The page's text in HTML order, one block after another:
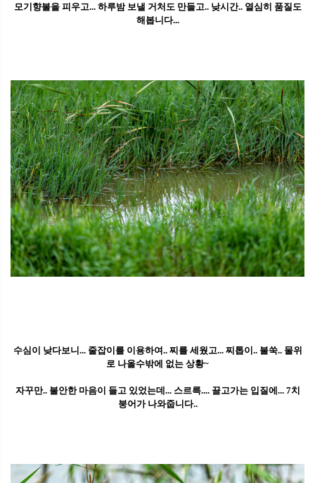
모기향불을 피우고... 하루밤 보낼 거처도 만들고.. 낮시간.. 열심히 품질도
해봅니다...
수심이 낮다보니... 줄잡이를 이용하여.. 찌를 세웠고... 찌톱이.. 불쑥.. 물위
로 나올수밖에 없는 상황~
자꾸만.. 불안한 마음이 들고 있었는데... 스르륵.... 끌고가는 입질에... 7치
붕어가 나와줍니다..